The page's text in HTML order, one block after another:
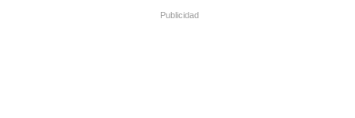
Publicidad